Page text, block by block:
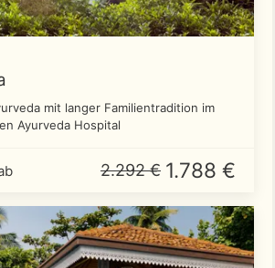
mit langer Familientradition im
Ayurveda Hospital
2.292 € 1.788 €